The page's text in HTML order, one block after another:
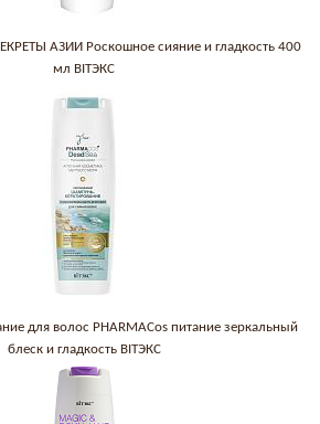
АЗИИ Роскошное сияние и гладкость 400
мл BITЭКС
для волос PHARMACos питание зеркальный
блеск и гладкость BITЭКС